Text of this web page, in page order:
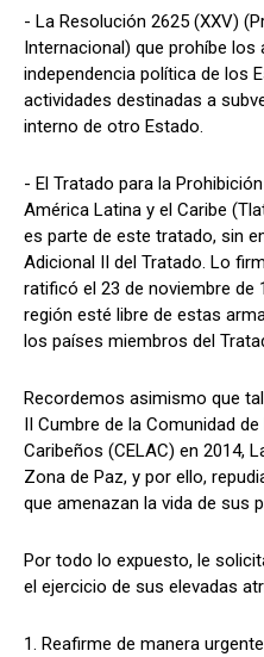
- La Resolución 2625 (XXV)
Internacional) que prohíbe
independencia política de los
actividades destinadas a
interno de otro Estado.
- El Tratado para la
América Latina y el Caribe
es parte de este tratado, sin
Adicional II del Tratado. Lo
ratificó el 23 de noviembre de
región esté libre de estas
los países miembros del
Recordemos asimismo que
II Cumbre de la Comunidad
Caribeños (CELAC) en 2014,
Zona de Paz, y por ello,
que amenazan la vida de sus
Por todo lo expuesto, le
el ejercicio de sus elevadas
1. Reafirme de manera